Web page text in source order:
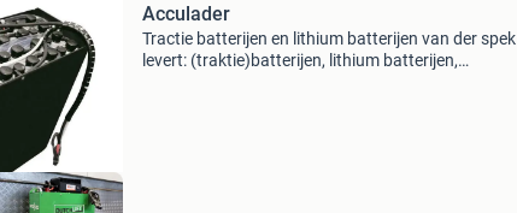
Acculader
Tractie batterijen en lithium batterijen van der spek
levert: (traktie)batterijen, lithium batterijen,